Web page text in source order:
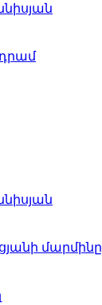
դրամ
մարմինը